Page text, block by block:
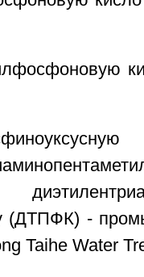
(ДТПФК) -
Taihe Water